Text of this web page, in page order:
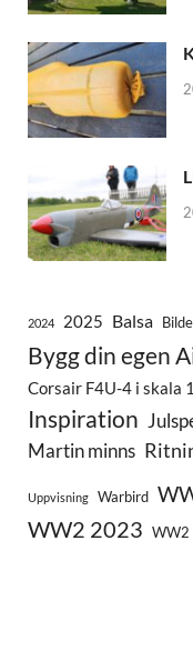
2024 2025 Balsa
Bygg din egen
Corsair F4U-4 i skala
Inspiration
Martin minns
Uppvisning Warbird
WW2 2023